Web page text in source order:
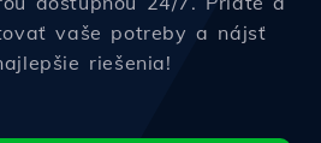
vaše potreby a nájsť
riešenia!